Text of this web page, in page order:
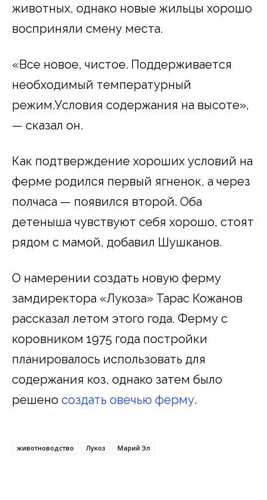
животных, однако новые жильцы хорошо
восприняли смену места.
«Все новое, чистое. Поддерживается
необходимый температурный
режим.Условия содержания на высоте»,
— сказал он.
Как подтверждение хороших условий на
ферме родился первый ягненок, а через
полчаса — появился второй. Оба
детеныша чувствуют себя хорошо, стоят
рядом с мамой, добавил Шушканов.
О намерении создать новую ферму
замдиректора «Лукоза» Тарас Кожанов
рассказал летом этого года. Ферму с
коровником 1975 года постройки
планировалось использовать для
содержания коз, однако затем было
решено создать овечью ферму.
животноводство Лукоз Марий Эл